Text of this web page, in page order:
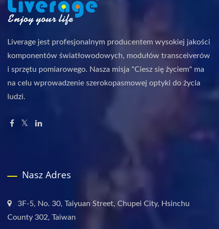
Liverage jest profesjonalnym producentem wysokiej jakości
komponentów światłowodowych, modułów transceiverów
i sprzętu pomiarowego. Nasza misja "Ciesz się życiem" ma
na celu wprowadzenie szerokopasmowej optyki do życia
ludzi.
Nasz Adres
3F-5, No. 30, Taiyuan Street, Chupei City, Hsinchu
County 302, Taiwan